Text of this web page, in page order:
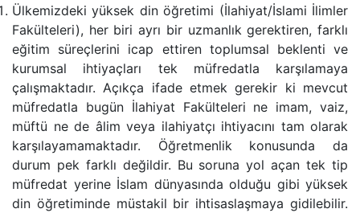
Ülkemizdeki yüksek din öğretimi (İlahiyat/İslami İlimler
Fakülteleri), her biri ayrı bir uzmanlık gerektiren, farklı
eğitim süreçlerini icap ettiren toplumsal beklenti ve
kurumsal ihtiyaçları tek müfredatla karşılamaya
çalışmaktadır. Açıkça ifade etmek gerekir ki mevcut
müfredatla bugün İlahiyat Fakülteleri ne imam, vaiz,
müftü ne de âlim veya ilahiyatçı ihtiyacını tam olarak
karşılayamamaktadır. Öğretmenlik konusunda da
durum pek farklı değildir. Bu soruna yol açan tek tip
müfredat yerine İslam dünyasında olduğu gibi yüksek
din öğretiminde müstakil bir ihtisaslaşmaya gidilebilir.